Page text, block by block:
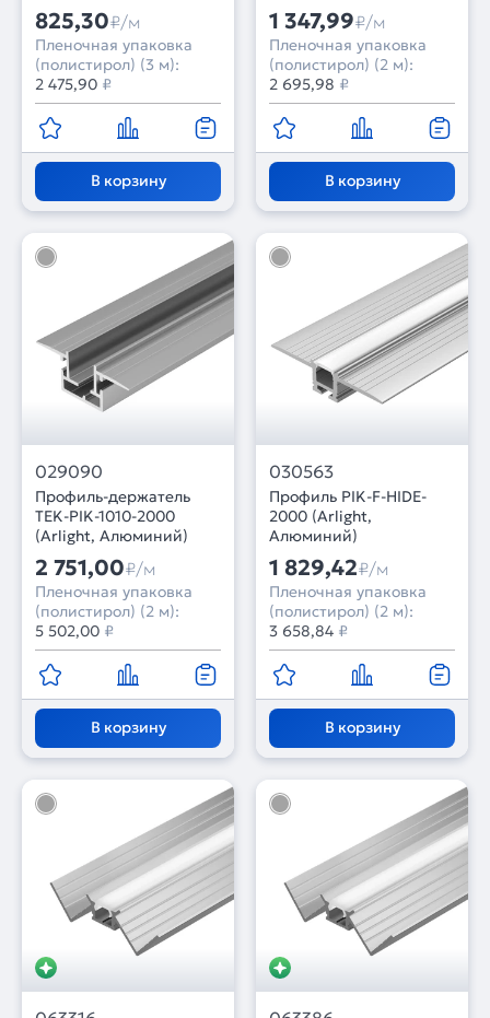
825,30₽/м
Пленочная упаковка
(полистирол) (3 м):
2 475,90 ₽
В корзину
1 347,99₽/м
Пленочная упаковка
(полистирол) (2 м):
2 695,98 ₽
В корзину
029090
Профиль-держатель
TEK-PIK-1010-2000
(Arlight, Алюминий)
2 751,00₽/м
Пленочная упаковка
(полистирол) (2 м):
5 502,00 ₽
В корзину
030563
Профиль PIK-F-HIDE-
2000 (Arlight,
Алюминий)
1 829,42₽/м
Пленочная упаковка
(полистирол) (2 м):
3 658,84 ₽
В корзину